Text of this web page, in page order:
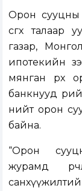
Орон сууцны
өсгөх талаар
газар,
ипотекийн
мянган өрх
банкнууд
нийт орон
байна.
“Орон
журамд